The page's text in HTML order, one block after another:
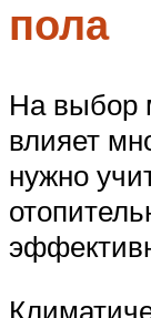
пола
На выбор
влияет
нужно